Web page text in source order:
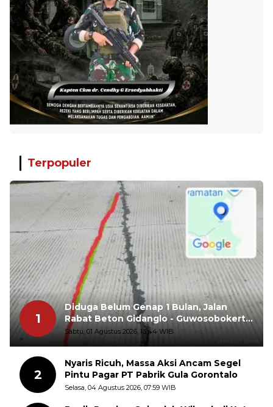
Terpopuler
1
Diduga Belum Genap 1 Bulan, Jalan
Rabat Beton Gidanglo - Guwosobokerto
Sudah Pecah
Sabtu, 01 Agustus 2026, 13:44 WIB
2
Nyaris Ricuh, Massa Aksi Ancam Segel
Pintu Pagar PT Pabrik Gula Gorontalo
Selasa, 04 Agustus 2026, 07:59 WIB